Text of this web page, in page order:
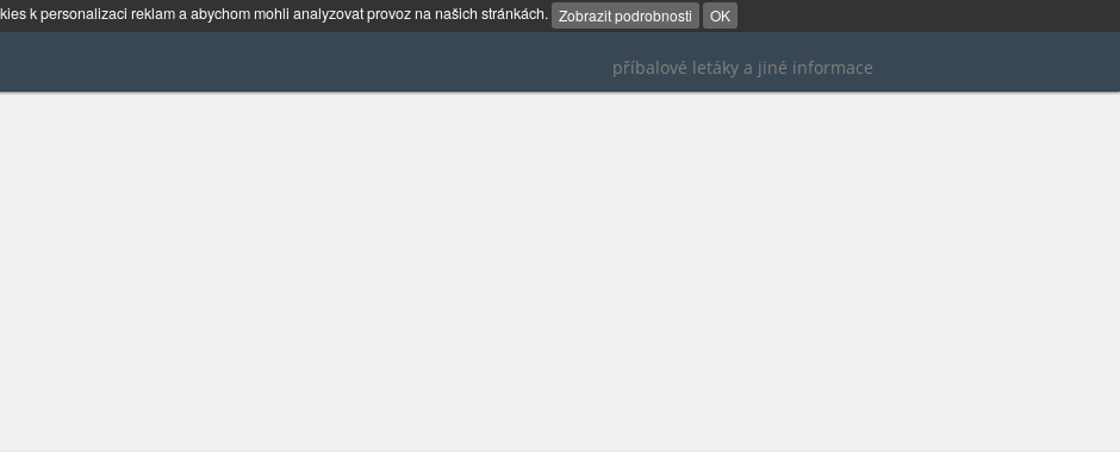
k personalizaci reklam a abychom mohli analyzovat provoz na našich stránkách. Zobrazit podrobnosti OK
příbalové letáky a jiné informace